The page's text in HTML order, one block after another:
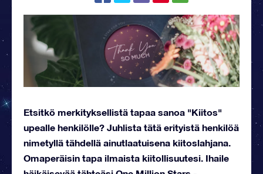
Etsitkö merkityksellistä tapaa sanoa "Kiitos"
upealle henkilölle? Juhlista tätä erityistä henkilöä
nimetyllä tähdellä ainutlaatuisena kiitoslahjana.
Omaperäisin tapa ilmaista kiitollisuutesi. Ihaile